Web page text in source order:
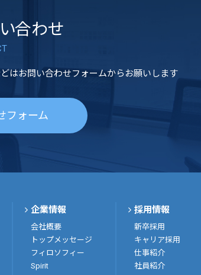
合わせ
はお問い合わせフォームからお願いします
フォーム
企業情報
会社概要
トップメッセージ
フィロソフィー
Spirit
採用情報
新卒採用
キャリア採用
仕事紹介
社員紹介